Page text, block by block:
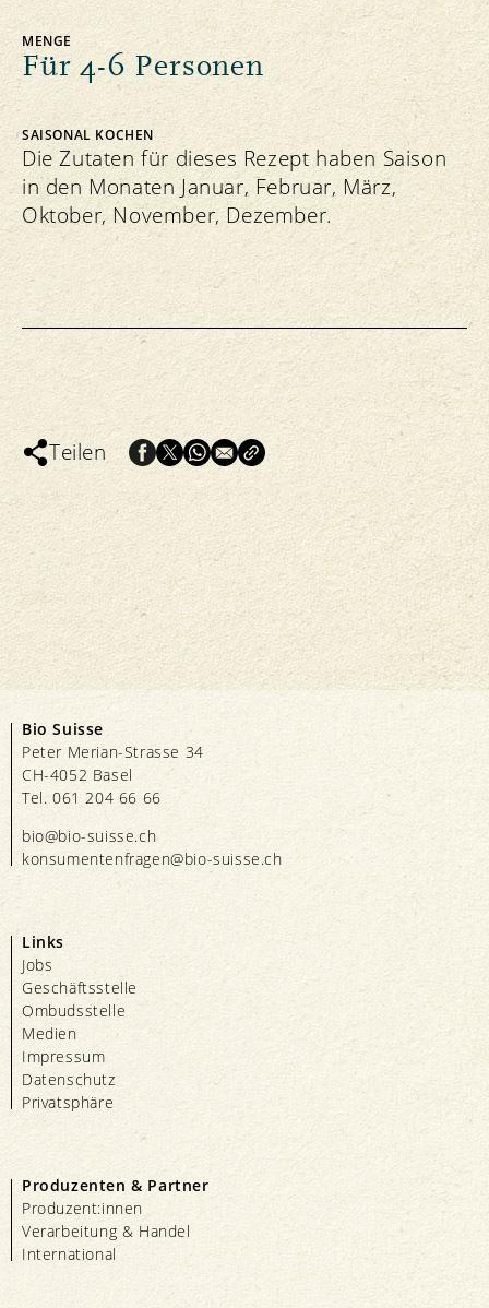
MENGE
Für 4-6 Personen
SAISONAL KOCHEN
Die Zutaten für dieses Rezept haben Saison
in den Monaten Januar, Februar, März,
Oktober, November, Dezember.
Teilen
Bio Suisse
Peter Merian-Strasse 34
CH-4052 Basel
Tel. 061 204 66 66
bio@bio-suisse.ch
konsumentenfragen@bio-suisse.ch
Links
Jobs
Geschäftsstelle
Ombudsstelle
Medien
Impressum
Datenschutz
Privatsphäre
Produzenten & Partner
Produzent:innen
Verarbeitung & Handel
International